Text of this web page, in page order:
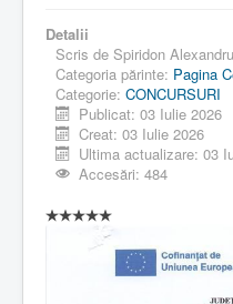
Detalii
Scris de Spiridon Alexandru
Categoria părinte: Pagina
Categorie: CONCURSURI
Publicat: 03 Iulie 2026
Creat: 03 Iulie 2026
Ultima actualizare: 03
Accesări: 484